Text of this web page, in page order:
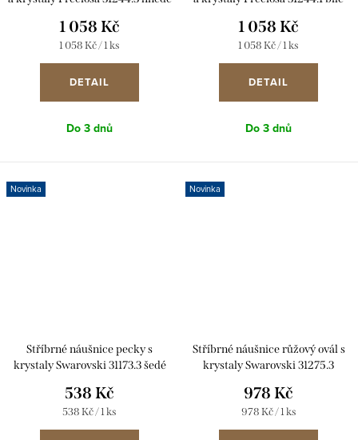
1 058 Kč
Měrná
cena:
1 058 Kč / 1 ks
DETAIL
Do 3 dnů
1 058 Kč
Měrná
cena:
1 058 Kč / 1 ks
DETAIL
Do 3 dnů
Novinka
Stříbrné náušnice pecky s
krystaly Swarovski 31173.3 šedé
538 Kč
Měrná
cena:
538 Kč / 1 ks
Novinka
Stříbrné náušnice růžový ovál s
krystaly Swarovski 31275.3
978 Kč
Měrná
cena:
978 Kč / 1 ks